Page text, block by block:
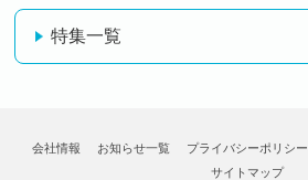
特集一覧
会社情報 お知らせ一覧 プライバシーポリシー
サイトマップ